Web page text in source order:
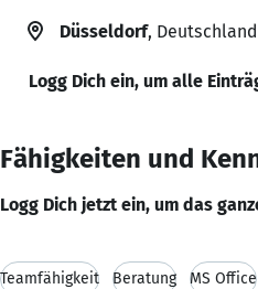
Düsseldorf, Deutschland
Logg Dich ein, um alle
Fähigkeiten und
Logg Dich jetzt ein, um das
Teamfähigkeit Beratung MS Office